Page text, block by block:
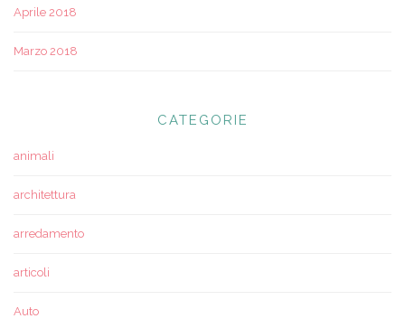
Aprile 2018
Marzo 2018
CATEGORIE
animali
architettura
arredamento
articoli
Auto